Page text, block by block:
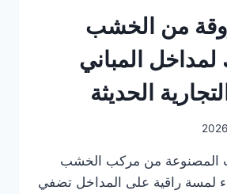
من الخشب
لمداخل المباني
الحديثة
المصنوعة من مركب الخشب
لمسة راقية على المداخل تضفي